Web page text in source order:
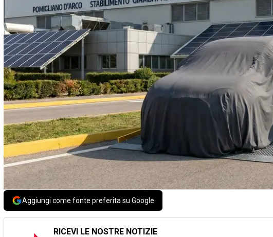
Aggiungi come fonte preferita su Google
RICEVI LE NOSTRE NOTIZIE